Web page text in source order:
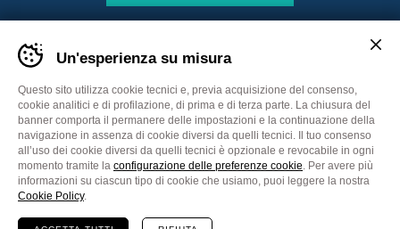
Sitemap Privacy Policy
Cookie Policy
Un'esperienza su misura
Questo sito utilizza cookie tecnici e, previa acquisizione del consenso,
cookie analitici e di profilazione, di prima e di terza parte. La chiusura del
banner comporta il permanere delle impostazioni e la continuazione della
navigazione in assenza di cookie diversi da quelli tecnici. Il tuo consenso
all’uso dei cookie diversi da quelli tecnici è opzionale e revocabile in ogni
momento tramite la configurazione delle preferenze cookie. Per avere più
informazioni su ciascun tipo di cookie che usiamo, puoi leggere la nostra
Cookie Policy.